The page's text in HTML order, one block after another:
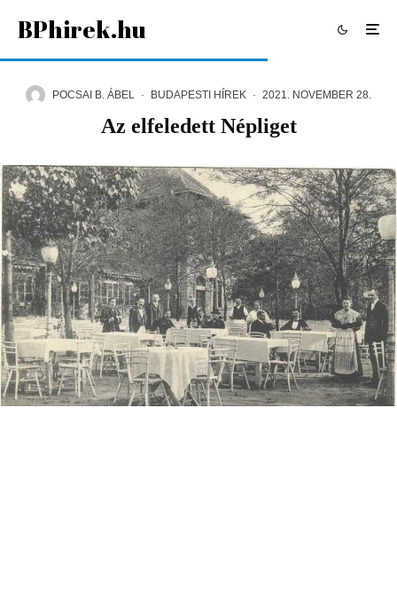
BPhirek.hu
POCSAI B. ÁBEL · BUDAPESTI HÍREK · 2021. NOVEMBER 28.
Az elfeledett Népliget